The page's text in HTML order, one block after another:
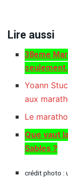
Lire aussi
38eme
Yoann
aux
Le
Que vaut
Sables ?
crédit photo :